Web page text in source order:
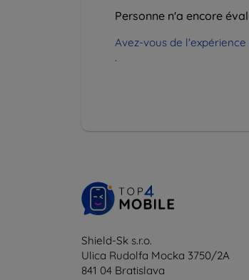
Personne n'a encore
Avez-vous de
.
Shield-Sk s.r.o.
Ulica Rudolfa Mocka 3750/2A
841 04 Bratislava